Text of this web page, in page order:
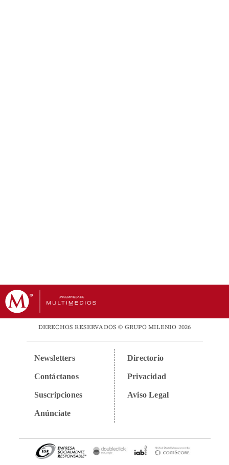
DERECHOS RESERVADOS © GRUPO MILENIO 2026
Newsletters
Contáctanos
Suscripciones
Anúnciate
Directorio
Privacidad
Aviso Legal